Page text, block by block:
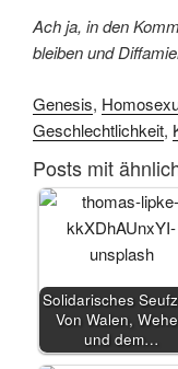
Ach ja, in den
bleiben und
Genesis,
Geschlechtlichkeit,
Posts mit
Solidarisches
Von Walen,
und dem…